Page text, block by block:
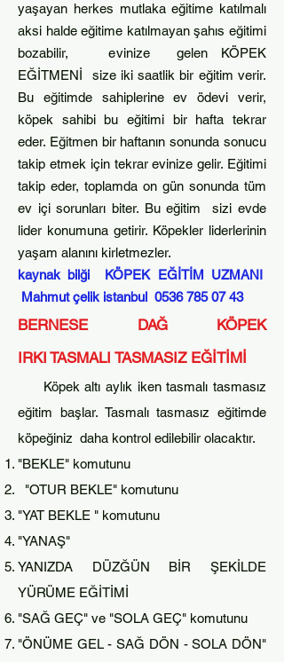
yaşayan herkes mutlaka eğitime katılmalı
aksi halde eğitime katılmayan şahıs eğitimi
bozabilir, evinize gelen KÖPEK
EĞİTMENİ size iki saatlik bir eğitim verir.
Bu eğitimde sahiplerine ev ödevi verir,
köpek sahibi bu eğitimi bir hafta tekrar
eder. Eğitmen bir haftanın sonunda sonucu
takip etmek için tekrar evinize gelir. Eğitimi
takip eder, toplamda on gün sonunda tüm
ev içi sorunları biter. Bu eğitim sizi evde
lider konumuna getirir. Köpekler liderlerinin
yaşam alanını kirletmezler.​
kaynak bilği KÖPEK EĞİTİM UZMANI
Mahmut çelik istanbul 0536 785 07 43
BERNESE DAĞ KÖPEK
IRKI TASMALI TASMASIZ EĞİTİMİ
Köpek altı aylık iken tasmalı tasmasız
eğitim başlar. Tasmalı tasmasız eğitimde
köpeğiniz daha kontrol edilebilir olacaktır.
"BEKLE" komutunu
"OTUR BEKLE" komutunu
"YAT BEKLE " komutunu
"YANAŞ"
YANIZDA DÜZĞÜN BİR ŞEKİLDE
YÜRÜME EĞİTİMİ
"SAĞ GEÇ" ve "SOLA GEÇ" komutunu
"ÖNÜME GEL - SAĞ DÖN - SOLA DÖN"